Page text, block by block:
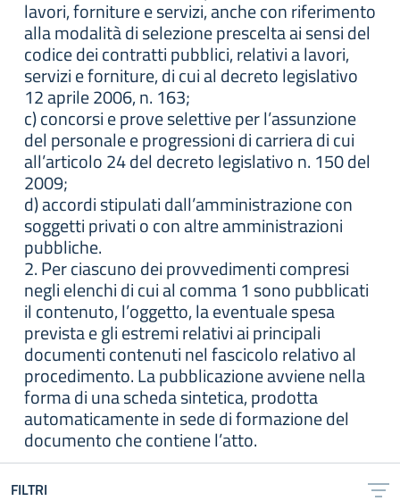
lavori, forniture e servizi, anche con riferimento
alla modalità di selezione prescelta ai sensi del
codice dei contratti pubblici, relativi a lavori,
servizi e forniture, di cui al decreto legislativo
12 aprile 2006, n. 163;
c) concorsi e prove selettive per l’assunzione
del personale e progressioni di carriera di cui
all’articolo 24 del decreto legislativo n. 150 del
2009;
d) accordi stipulati dall’amministrazione con
soggetti privati o con altre amministrazioni
pubbliche.
2. Per ciascuno dei provvedimenti compresi
negli elenchi di cui al comma 1 sono pubblicati
il contenuto, l’oggetto, la eventuale spesa
prevista e gli estremi relativi ai principali
documenti contenuti nel fascicolo relativo al
procedimento. La pubblicazione avviene nella
forma di una scheda sintetica, prodotta
automaticamente in sede di formazione del
documento che contiene l’atto.
FILTRI